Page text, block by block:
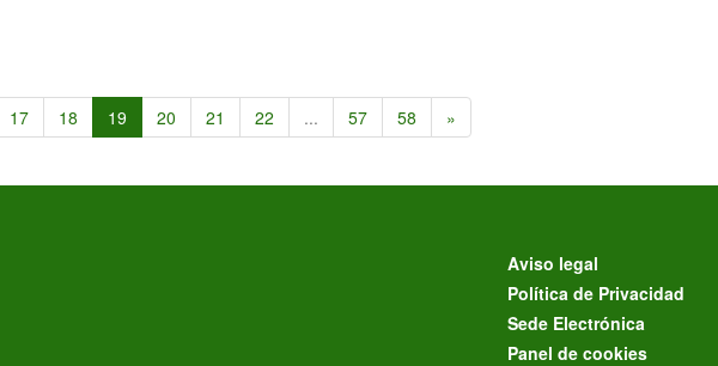
17 18 19 20 21 22 ... 57 58 »
Aviso legal
Política de Privacidad
Sede Electrónica
Panel de cookies